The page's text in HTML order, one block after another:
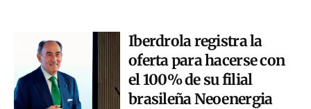
Iberdrola registra la
oferta para hacerse con
el 100% de su filial
brasileña Neoenergia